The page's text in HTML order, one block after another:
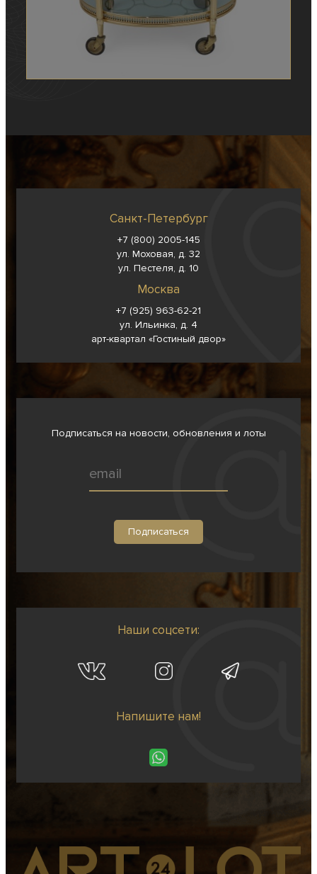
Санкт-Петербург
+7 (800) 2005-145
ул. Моховая, д. 32
ул. Пестеля, д. 10
Москва
+7 (925) 963-62-21
ул. Ильинка, д. 4
арт-квартал «Гостиный двор»
Подписаться на новости, обновления и лоты
Наши соцсети:
Напишите нам!